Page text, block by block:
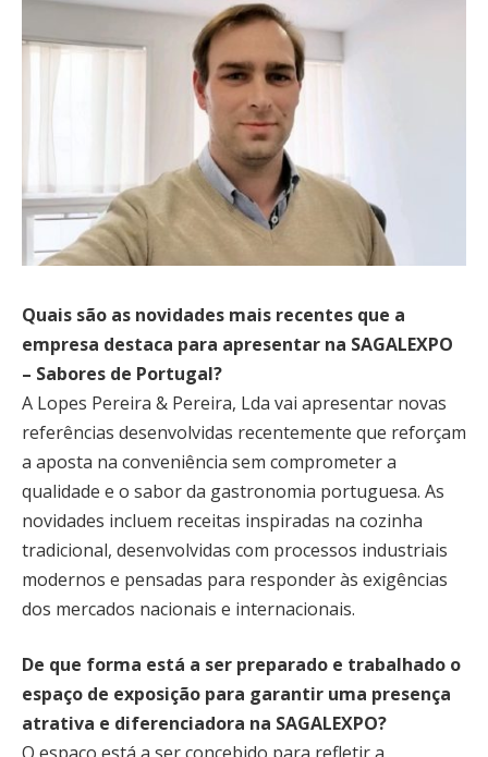
Quais são as novidades mais recentes que a
empresa destaca para apresentar na SAGALEXPO
– Sabores de Portugal?
A Lopes Pereira & Pereira, Lda vai apresentar novas
referências desenvolvidas recentemente que reforçam
a aposta na conveniência sem comprometer a
qualidade e o sabor da gastronomia portuguesa. As
novidades incluem receitas inspiradas na cozinha
tradicional, desenvolvidas com processos industriais
modernos e pensadas para responder às exigências
dos mercados nacionais e internacionais.
De que forma está a ser preparado e trabalhado o
espaço de exposição para garantir uma presença
atrativa e diferenciadora na SAGALEXPO?